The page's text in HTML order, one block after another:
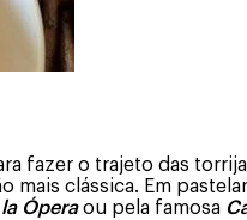
fazer o trajeto das
mais clássica. Em
Óperaou pela famosa